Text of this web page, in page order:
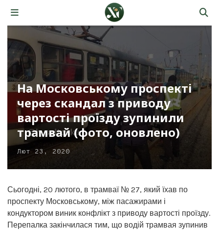
На Московському проспекті
через скандал з приводу
вартості проїзду зупинили
трамвай (фото, оновлено)
Лют 23, 2020
Сьогодні, 20 лютого, в трамваї № 27, який їхав по
проспекту Московському, між пасажирами і
кондуктором виник конфлікт з приводу вартості проїзду.
Перепалка закінчилася тим, що водій трамвая зупинив